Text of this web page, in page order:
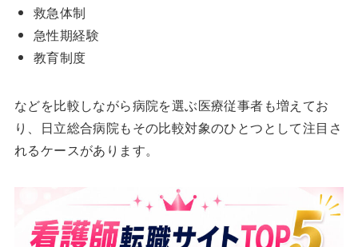
救急体制
急性期経験
教育制度
などを比較しながら病院を選ぶ医療従事者も増えてお
り、日立総合病院もその比較対象のひとつとして注目さ
れるケースがあります。